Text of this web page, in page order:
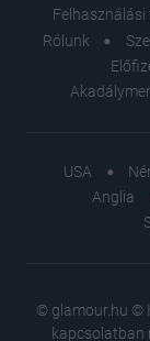
Felhasználási
Rólunk
USA
Anglia
© glamour.hu ©
kapcsolatban